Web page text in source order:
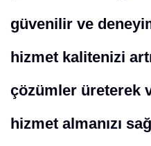
güvenilir ve
hizmet kalitenizi
çözümler üreterek
hizmet almanızı